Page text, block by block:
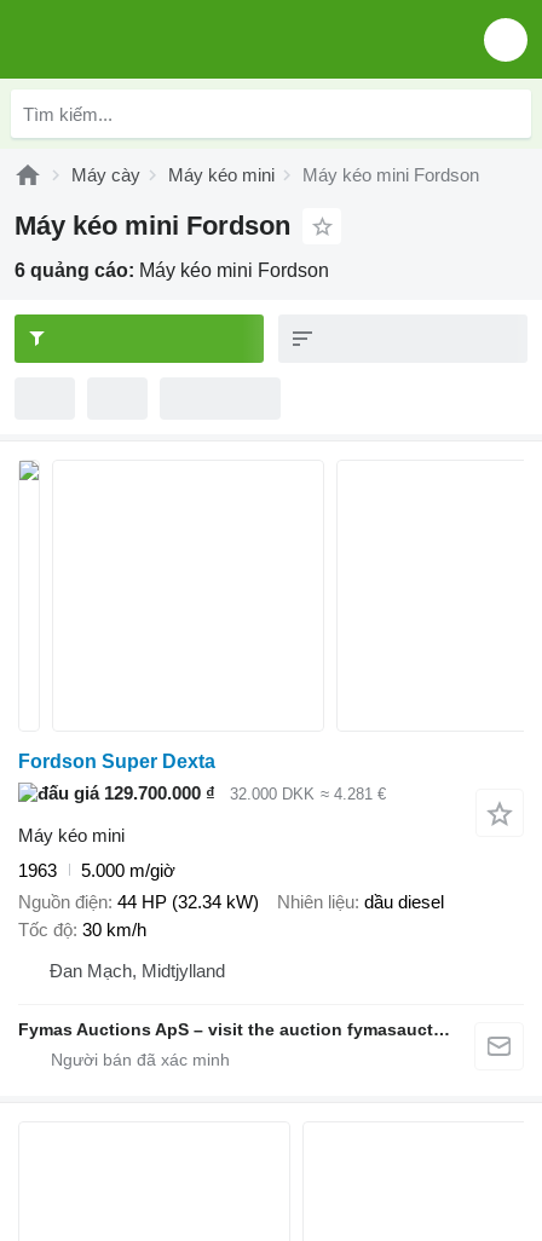
Máy cày Máy kéo mini Máy kéo mini Fordson
Máy kéo mini Fordson
6 quảng cáo: Máy kéo mini Fordson
Fordson Super Dexta
129.700.000 ₫
32.000 DKK ≈ 4.281 €
Máy kéo mini
1963
5.000 m/giờ
Nguồn điện 44 HP (32.34 kW) Nhiên liệu dầu diesel
Tốc độ 30 km/h
Đan Mạch, Midtjylland
Fymas Auctions ApS – visit the auction fymasauctions.dk